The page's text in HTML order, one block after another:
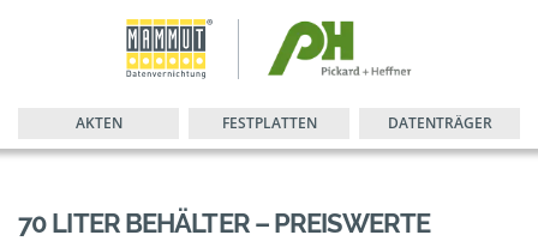
AKTEN FESTPLATTEN DATENTRÄGER
70 LITER BEHÄLTER – PREISWERTE